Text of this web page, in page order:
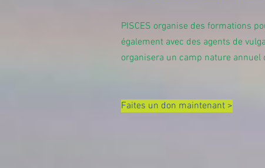
PISCES organise des formations
également avec des agents de
organisera un camp nature annuel
Faites un don maintenant >